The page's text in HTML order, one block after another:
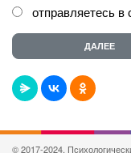
отправляетесь в
© 2017-2024,